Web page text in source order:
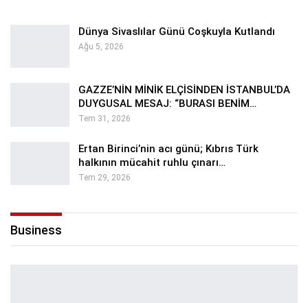
Dünya Sivaslılar Günü Coşkuyla Kutlandı
Ağu 5, 2026
GAZZE’NİN MİNİK ELÇİSİNDEN İSTANBUL’DA
DUYGUSAL MESAJ: “BURASI BENİM…
Tem 31, 2026
Ertan Birinci’nin acı günü; Kıbrıs Türk
halkının mücahit ruhlu çınarı…
Tem 29, 2026
Business